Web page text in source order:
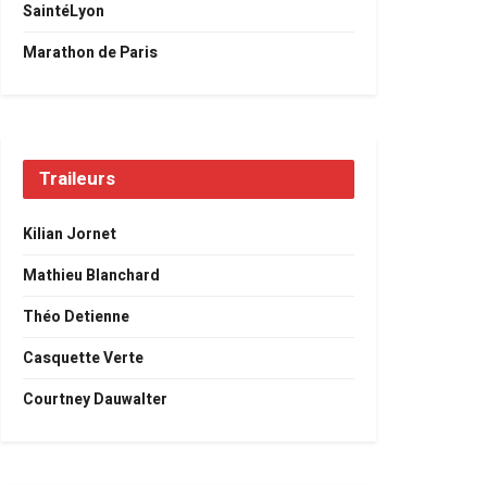
SaintéLyon
Marathon de Paris
Traileurs
Kilian Jornet
Mathieu Blanchard
Théo Detienne
Casquette Verte
Courtney Dauwalter